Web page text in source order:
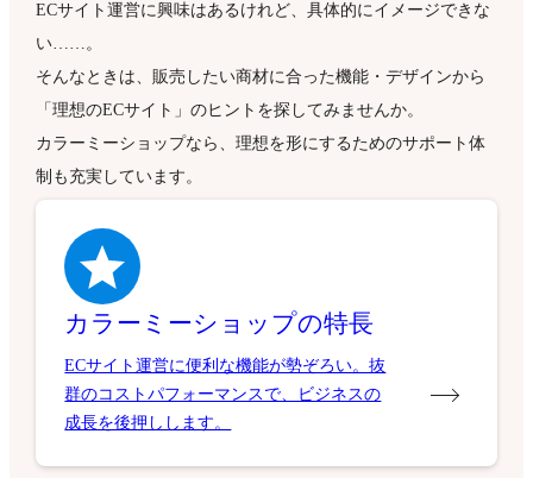
ECサイト運営に興味はあるけれど、具体的にイメージできな
い……。
そんなときは、販売したい商材に合った機能・デザインから
「理想のECサイト」のヒントを探してみませんか。
カラーミーショップなら、理想を形にするためのサポート体
制も充実しています。
カラーミーショップの特長
ECサイト運営に便利な機能が勢ぞろい。抜
群のコストパフォーマンスで、ビジネスの
成長を後押しします。